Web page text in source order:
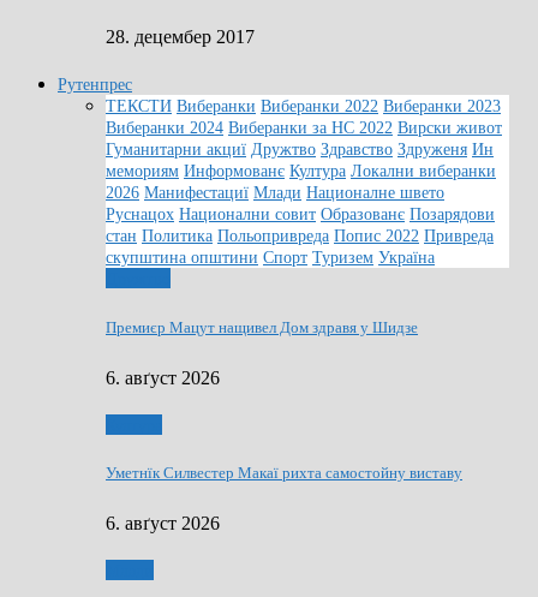
28. децембер 2017
Рутенпрес
ТЕКСТИ Виберанки Виберанки 2022 Виберанки 2023
Виберанки 2024 Виберанки за НС 2022 Вирски живот
Гуманитарни акциї Дружтво Здравство Здруженя Ин
мемориям Информованє Култура Локални виберанки
2026 Манифестациї Млади Националне швето
Руснацох Национални совит Образованє Позарядови
стан Политика Польопривреда Попис 2022 Привреда
скупштина општини Спорт Туризем Україна
Премиєр Мацут нащивел Дом здравя у Шидзе
6. авґуст 2026
Уметнїк Силвестер Макаї рихта самостойну виставу
6. авґуст 2026